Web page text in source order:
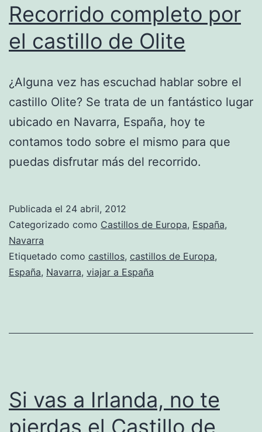
Recorrido completo por
el castillo de Olite
¿Alguna vez has escuchad hablar sobre el
castillo Olite? Se trata de un fantástico lugar
ubicado en Navarra, España, hoy te
contamos todo sobre el mismo para que
puedas disfrutar más del recorrido.
Publicada el 24 abril, 2012
Categorizado como Castillos de Europa, España,
Navarra
Etiquetado como castillos, castillos de Europa,
España, Navarra, viajar a España
Si vas a Irlanda, no te
pierdas el Castillo de